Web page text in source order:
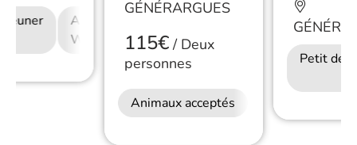
Accès Internet
Wifi
GÉNÉRARGUES
115€/Deux
personnes
Animaux acceptés
Petit